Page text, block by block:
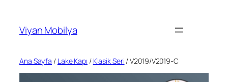
Viyan Mobilya
Ana Sayfa / Lake Kapı / Klasik Seri / V2019/V2019-C